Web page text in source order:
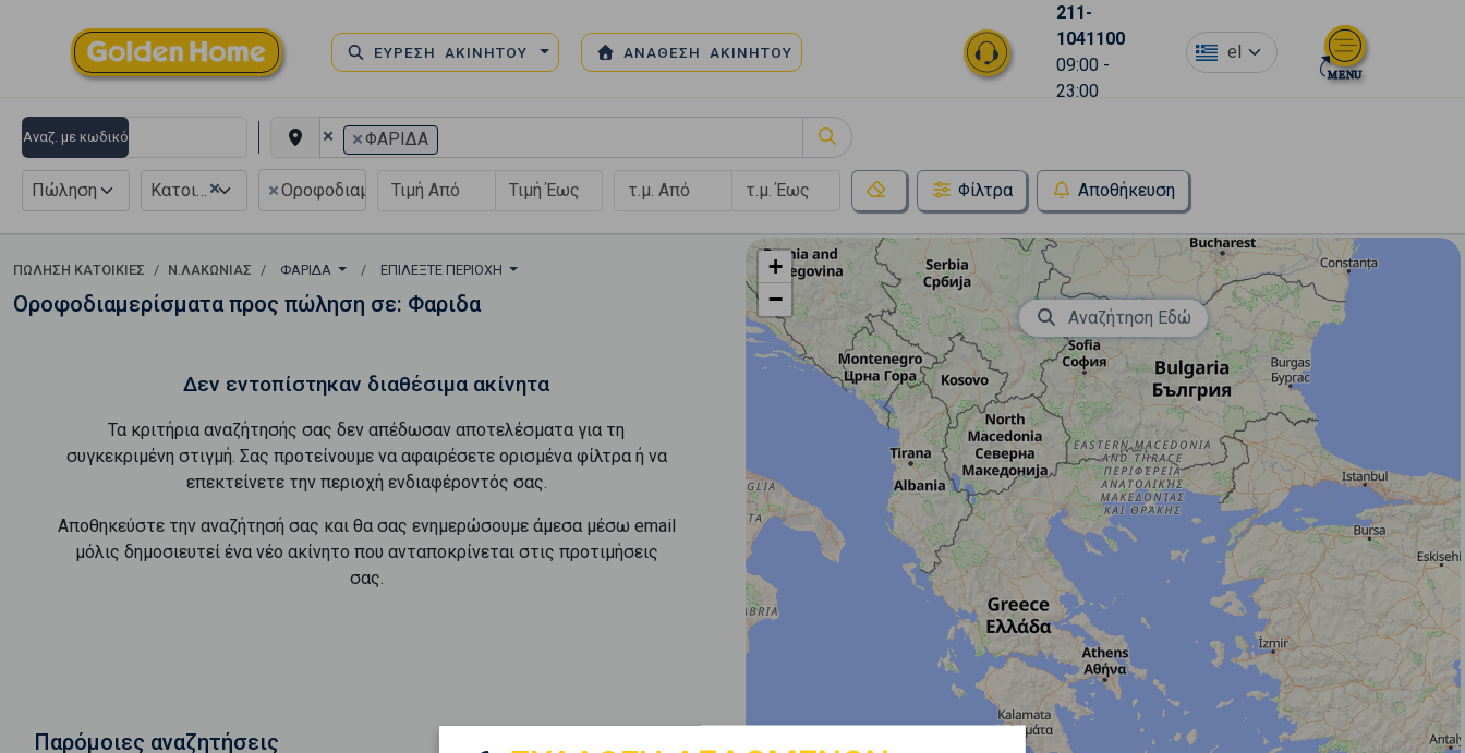
ΕΥΡΕΣΗ ΑΚΙΝΗΤΟΥ ΑΝΑΘΕΣΗ ΑΚΙΝΗΤΟΥ
211-
1041100
09:00 -
23:00
el
Αναζ. με κωδικό × ×ΦΑΡΙΔΑ
Πώληση ×
Κατοικία ×Οροφοδιαμέρισμα Φίλτρα Αποθήκευση
ΠΏΛΗΣΗ ΚΑΤΟΙΚΊΕΣ Ν.ΛΑΚΩΝΙΑΣ ΦΑΡΙΔΑ ΕΠΙΛΈΞΤΕ ΠΕΡΙΟΧΉ
Οροφοδιαμερίσματα προς πώληση σε: Φαριδα
Δεν εντοπίστηκαν διαθέσιμα ακίνητα
Τα κριτήρια αναζήτησής σας δεν απέδωσαν αποτελέσματα για τη
συγκεκριμένη στιγμή. Σας προτείνουμε να αφαιρέσετε ορισμένα φίλτρα ή να
επεκτείνετε την περιοχή ενδιαφέροντός σας.
Αποθηκεύστε την αναζήτησή σας και θα σας ενημερώσουμε άμεσα μέσω email
μόλις δημοσιευτεί ένα νέο ακίνητο που ανταποκρίνεται στις προτιμήσεις
σας.
Παρόμοιες αναζητήσεις
+
−
Αναζήτηση Εδώ